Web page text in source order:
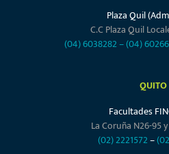
Plaza Quil
C.C Plaza Quil
(04) 6038282–(04)
QUITO
Facultades
La Coruña N26-95
(02) 2221572–